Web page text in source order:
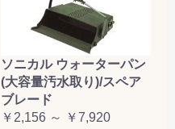
ソニカル ウォーターパン
(大容量汚水取り)/スペア
ブレード
￥2,156 ～ ￥7,920